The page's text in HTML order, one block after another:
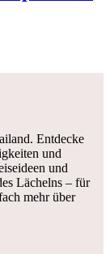
Entdecke
und
und
Lächelns – für
mehr über